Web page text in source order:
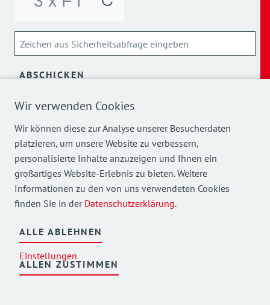
Wir verwenden Cookies
Wir können diese zur Analyse unserer Besucherdaten
platzieren, um unsere Website zu verbessern,
personalisierte Inhalte anzuzeigen und Ihnen ein
großartiges Website-Erlebnis zu bieten. Weitere
Informationen zu den von uns verwendeten Cookies
finden Sie in der Datenschutzerklärung.
ALLE ABLEHNEN
Einstellungen
ALLEN ZUSTIMMEN
ABSCHICKEN
Über die Verarbeitung meiner personenbezogenen Daten
Mehr Einblicke in unsere Arbeit finden Sie auch auf
unseren Social Media Kanälen.